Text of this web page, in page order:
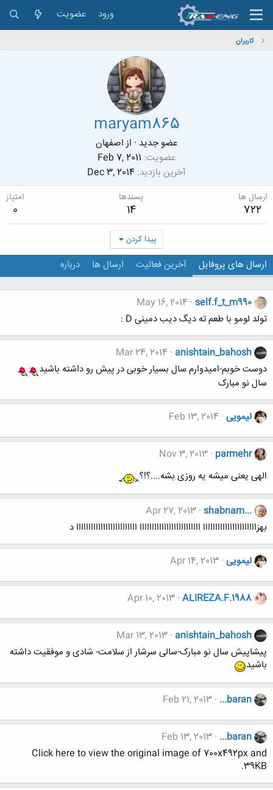
ورود عضویت
کاربران
maryam865
عضو جدید · از اصفهان
عضویت Feb 7, 2011
آخرین بازدید Dec 3, 2014
ارسال ها
722
پسندها
14
امتیاز
0
پیدا کردن
ارسال های پروفایل آخرین فعالیت ارسال ها درباره
self.f_t_m990
May 16, 2014
تولد لومو با طعم ته دیگ دیب دمینی D :
anishtain_bahosh
Mar 24, 2014
دوست خوبم-امیدوارم سال بسیار خوبی در پیش رو داشته باشید
سال نو مبارک
لیمویی Feb 13, 2014
parmehr
Nov 3, 2013
الهی یعنی میشه یه روزی بشه....؟!؟
shabnam...
Apr 27, 2013
بهزاااااااااااااااااااااا ااااااااااااااااااااااااا ااااااااااااااااااااااااا د
لیمویی Apr 14, 2013
ALIREZA.F.1988
Apr 10, 2013
anishtain_bahosh
Mar 13, 2013
پیشاپیش سال نو مبارک-سالی سرشار از سلامت- شادی و موفقیت داشته
باشید
...baran
Feb 21, 2013
...baran
Feb 13, 2013
Click here to view the original image of 700x492px and
39KB.